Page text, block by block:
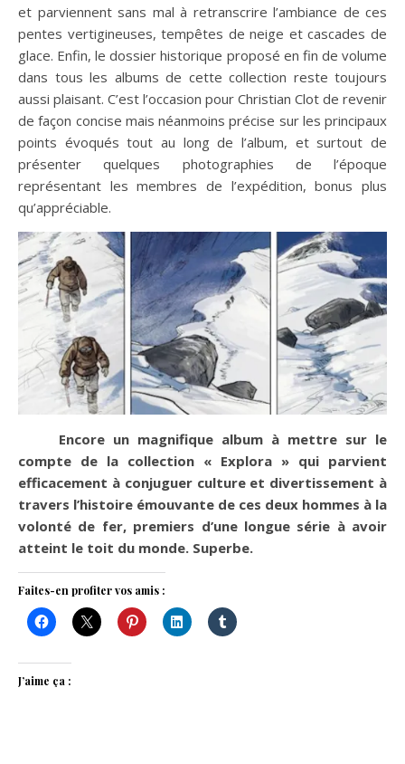
et parviennent sans mal à retranscrire l’ambiance de ces
pentes vertigineuses, tempêtes de neige et cascades de
glace. Enfin, le dossier historique proposé en fin de volume
dans tous les albums de cette collection reste toujours
aussi plaisant. C’est l’occasion pour Christian Clot de revenir
de façon concise mais néanmoins précise sur les principaux
points évoqués tout au long de l’album, et surtout de
présenter quelques photographies de l’époque
représentant les membres de l’expédition, bonus plus
qu’appréciable.
Encore un magnifique album à mettre sur le
compte de la collection « Explora » qui parvient
efficacement à conjuguer culture et divertissement à
travers l’histoire émouvante de ces deux hommes à la
volonté de fer, premiers d’une longue série à avoir
atteint le toit du monde. Superbe.
Faites-en profiter vos amis :
J’aime ça :